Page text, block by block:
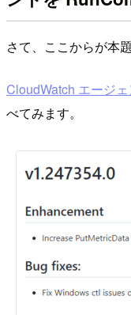
さて、ここからが本題
CloudWatch エージ
べてみます。